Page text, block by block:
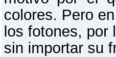
colores. Pero
los fotones,
sin importar su